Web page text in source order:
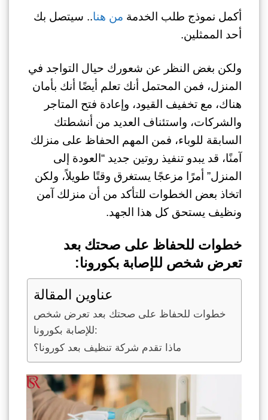
أكمل نموذج طلب الخدمة من هنا.. سيتصل بك
أحد الممثلين.
ولكن بغض النظر عن شعورك حيال التواجد في
المنزل، فمن المحتمل أنك تعلم أيضًا أنك بأمان
هناك، مع تخفيف القيود، وإعادة فتح المتاجر
والشركات، واستئناف العديد من أنشطتك
السابقة للوباء، فمن المهم الحفاظ على منزلك
آمنًا، قد يبدو تنفيذ روتين جديد “العودة إلى
المنزل” أمرًا مزعجًا يستغرق وقتًا طويلاً، ولكن
اتخاذ بعض الخطوات للتأكد من أن منزلك آمن
ونظيف يستحق كل هذا الجهد.
خطوات للحفاظ على صحتك بعد
تعرض شخص للإصابة بكورونا:
عناوين المقالة
خطوات للحفاظ على صحتك بعد تعرض شخص
للإصابة بكورونا:
ماذا تقدم شركة تنظيف بعد كورونا؟